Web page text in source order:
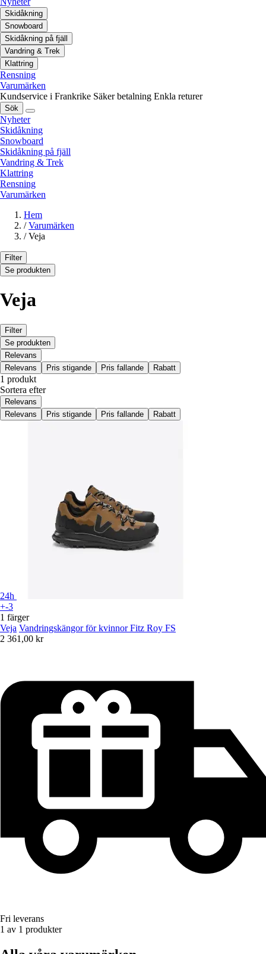
Skidåkning
Snowboard
Skidåkning på fjäll
Vandring & Trek
Klattring
Rensning
Varumärken
Kundservice i Frankrike Säker betalning Enkla returer
Sök
Nyheter
Skidåkning
Snowboard
Skidåkning på fjäll
Vandring & Trek
Klattring
Rensning
Varumärken
Hem
/ Varumärken
/ Veja
Filter
Se produkten
Veja
Filter
Se produkten
Relevans
Relevans
Pris stigande Pris fallande Rabatt
1 produkt
Sortera efter
Relevans
Relevans
Pris stigande Pris fallande Rabatt
24h
+-3
1 färger
Veja Vandringskängor för kvinnor Fitz Roy FS
2 361,00 kr
Fri leverans
1 av 1 produkter